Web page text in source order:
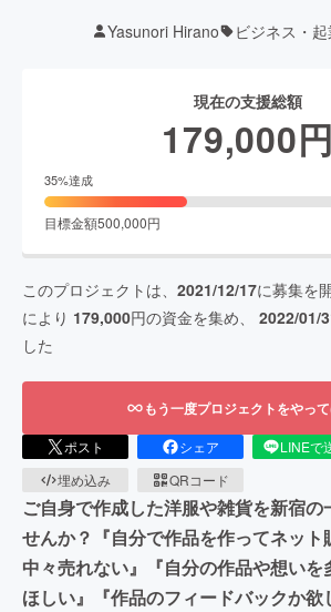
Yasunori Hirano ビジネス・
現在の支援総額
179,000円
35%達成
目標金額500,000円
このプロジェクトは、 2021/12/17に募集を
により 179,000円の資金を集め、 2022/01/
した
もう一度プロジェクトをやっ
ポスト シェア LINEで
埋め込み
QRコード
ご自身で作成した洋服や雑貨を新宿の
せんか？『自分で作品を作ってネット
中々売れない』『自分の作品や想いを
ほしい』『作品のフィードバックか欲